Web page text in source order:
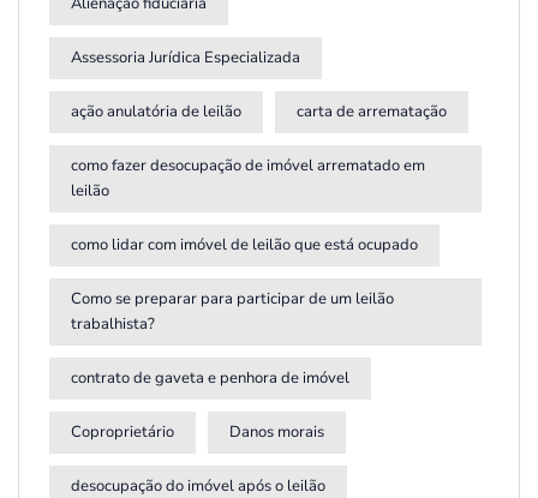
Assessoria Jurídica Especializada
ação anulatória de leilão carta de arrematação
como fazer desocupação de imóvel arrematado em
leilão
como lidar com imóvel de leilão que está ocupado
Como se preparar para participar de um leilão
trabalhista?
contrato de gaveta e penhora de imóvel
Coproprietário Danos morais
desocupação do imóvel após o leilão